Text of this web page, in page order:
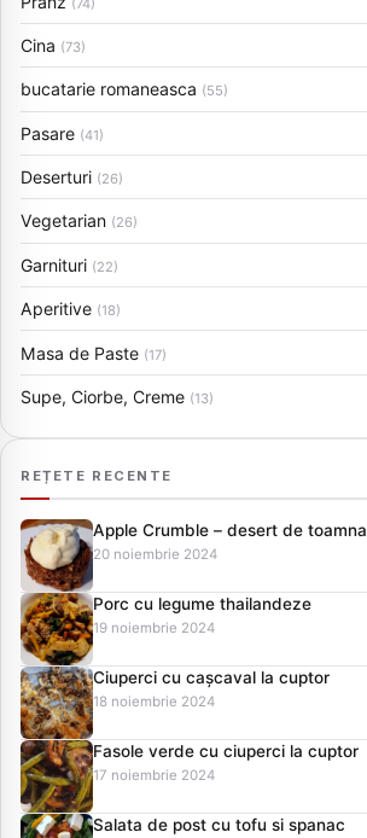
Cina (73)
bucatarie romaneasca (55)
Pasare (41)
Deserturi (26)
Vegetarian (26)
Garnituri (22)
Aperitive (18)
Masa de Paste (17)
Supe, Ciorbe, Creme (13)
REȚETE RECENTE
Apple Crumble – desert de toamna
20 noiembrie 2024
Porc cu legume thailandeze
19 noiembrie 2024
Ciuperci cu cașcaval la cuptor
18 noiembrie 2024
Fasole verde cu ciuperci la cuptor
17 noiembrie 2024
Salata de post cu tofu si spanac